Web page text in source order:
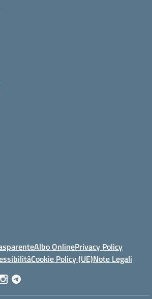
Albo OnlinePrivacy Policy
Cookie Policy (UE)Note Legali